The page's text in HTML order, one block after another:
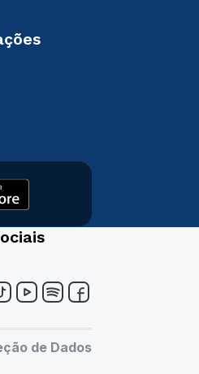
de Dados